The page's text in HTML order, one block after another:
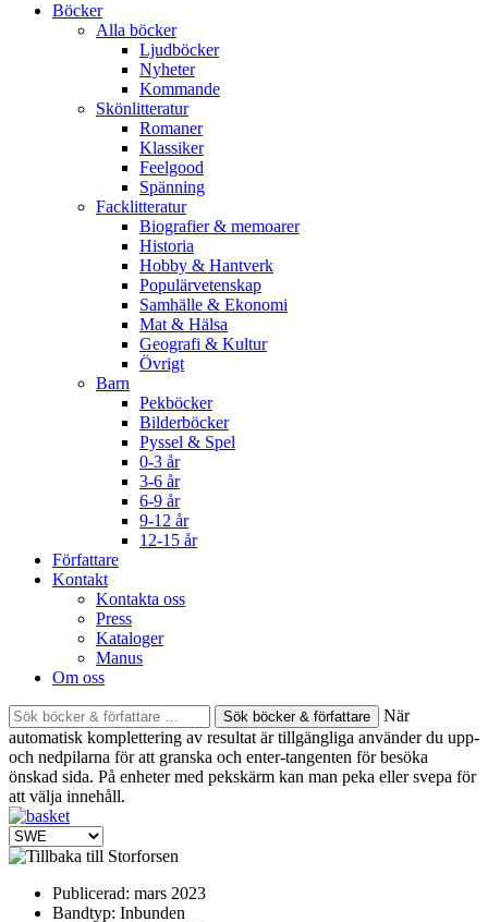
Böcker
Alla böcker
Ljudböcker
Nyheter
Kommande
Skönlitteratur
Romaner
Klassiker
Feelgood
Spänning
Facklitteratur
Biografier & memoarer
Historia
Hobby & Hantverk
Populärvetenskap
Samhälle & Ekonomi
Mat & Hälsa
Geografi & Kultur
Övrigt
Barn
Pekböcker
Bilderböcker
Pyssel & Spel
0-3 år
3-6 år
6-9 år
9-12 år
12-15 år
Författare
Kontakt
Kontakta oss
Press
Kataloger
Manus
Om oss
Sök
böcker
&
författare
efter:
När
automatisk komplettering av resultat är tillgängliga använder du upp-
och nedpilarna för att granska och enter-tangenten för besöka
önskad sida. På enheter med pekskärm kan man peka eller svepa för
att välja innehåll.
Publicerad: mars 2023
Bandtyp: Inbunden